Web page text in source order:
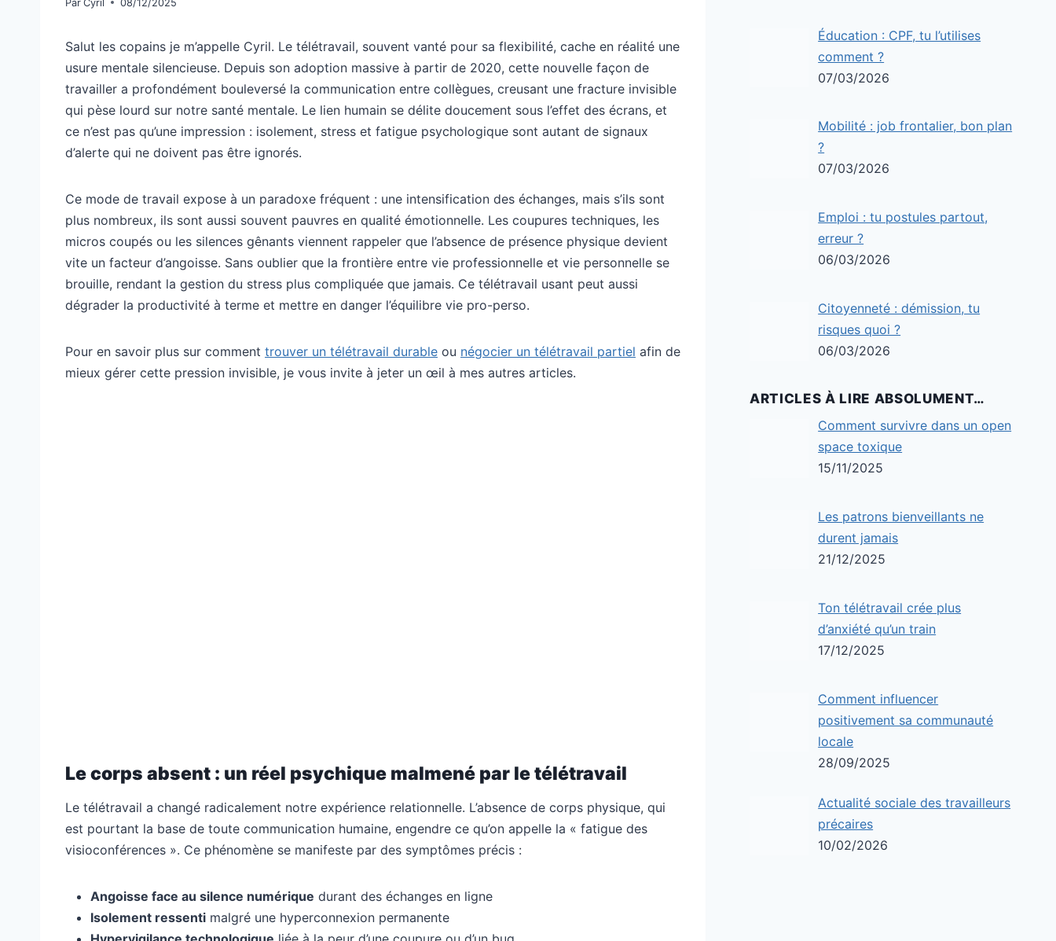
Par Cyril 08/12/2025
Salut les copains je m’appelle Cyril. Le télétravail, souvent vanté pour sa flexibilité, cache en réalité une
usure mentale silencieuse. Depuis son adoption massive à partir de 2020, cette nouvelle façon de
travailler a profondément bouleversé la communication entre collègues, creusant une fracture invisible
qui pèse lourd sur notre santé mentale. Le lien humain se délite doucement sous l’effet des écrans, et
ce n’est pas qu’une impression : isolement, stress et fatigue psychologique sont autant de signaux
d’alerte qui ne doivent pas être ignorés.
Ce mode de travail expose à un paradoxe fréquent : une intensification des échanges, mais s’ils sont
plus nombreux, ils sont aussi souvent pauvres en qualité émotionnelle. Les coupures techniques, les
micros coupés ou les silences gênants viennent rappeler que l’absence de présence physique devient
vite un facteur d’angoisse. Sans oublier que la frontière entre vie professionnelle et vie personnelle se
brouille, rendant la gestion du stress plus compliquée que jamais. Ce télétravail usant peut aussi
dégrader la productivité à terme et mettre en danger l’équilibre vie pro-perso.
Pour en savoir plus sur comment trouver un télétravail durable ou négocier un télétravail partiel afin de
mieux gérer cette pression invisible, je vous invite à jeter un œil à mes autres articles.
Le corps absent : un réel psychique malmené par le télétravail
Le télétravail a changé radicalement notre expérience relationnelle. L’absence de corps physique, qui
est pourtant la base de toute communication humaine, engendre ce qu’on appelle la « fatigue des
visioconférences ». Ce phénomène se manifeste par des symptômes précis :
Angoisse face au silence numérique durant des échanges en ligne
Isolement ressenti malgré une hyperconnexion permanente
Éducation : CPF, tu l’utilises
comment ?
07/03/2026
Mobilité : job frontalier, bon plan
?
07/03/2026
Emploi : tu postules partout,
erreur ?
06/03/2026
Citoyenneté : démission, tu
risques quoi ?
06/03/2026
ARTICLES À LIRE ABSOLUMENT…
Comment survivre dans un open
space toxique
15/11/2025
Les patrons bienveillants ne
durent jamais
21/12/2025
Ton télétravail crée plus
d’anxiété qu’un train
17/12/2025
Comment influencer
positivement sa communauté
locale
28/09/2025
Actualité sociale des travailleurs
précaires
10/02/2026